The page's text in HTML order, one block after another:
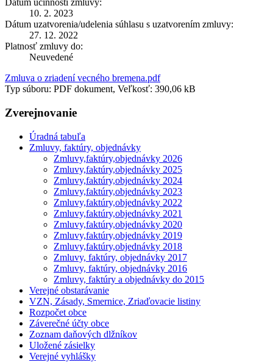
Dátum účinnosti zmluvy:
10. 2. 2023
Dátum uzatvorenia/udelenia súhlasu s uzatvorením zmluvy:
27. 12. 2022
Platnosť zmluvy do:
Neuvedené
Zmluva o zriadení vecného bremena.pdf
Typ súboru: PDF dokument, Veľkosť: 390,06 kB
Zverejnovanie
Úradná tabuľa
Zmluvy, faktúry, objednávky
Zmluvy,faktúry,objednávky 2026
Zmluvy,faktúry,objednávky 2025
Zmluvy,faktúry,objednávky 2024
Zmluvy,faktúry,objednávky 2023
Zmluvy,faktúry,objednávky 2022
Zmluvy,faktúry,objednávky 2021
Zmluvy,faktúry,objednávky 2020
Zmluvy,faktúry,objednávky 2019
Zmluvy,faktúry,objednávky 2018
Zmluvy, faktúry, objednávky 2017
Zmluvy, faktúry, objednávky 2016
Zmluvy, faktúry a objednávky do 2015
Verejné obstarávanie
VZN, Zásady, Smernice, Zriaďovacie listiny
Rozpočet obce
Záverečné účty obce
Zoznam daňových dlžníkov
Uložené zásielky
Verejné vyhlášky